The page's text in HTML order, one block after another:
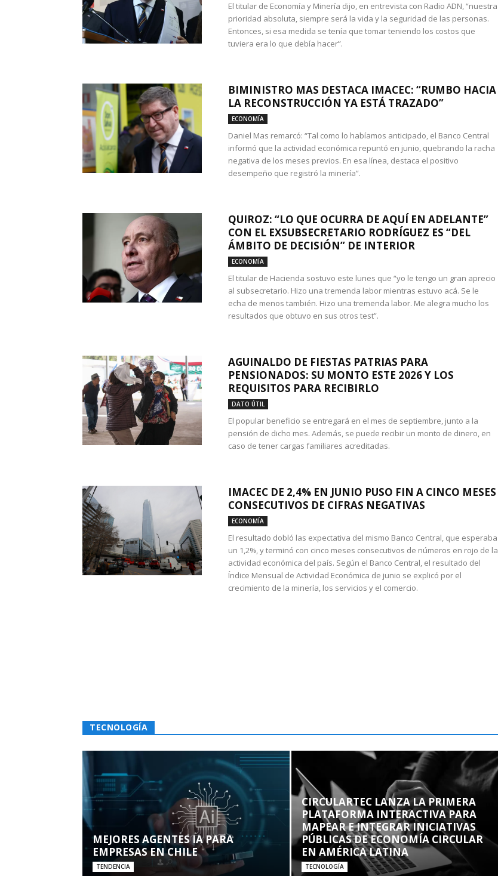
El titular de Economía y Minería dijo, en entrevista con Radio ADN, “nuestra
prioridad absoluta, siempre será la vida y la seguridad de las personas.
Entonces, si esa medida se tenía que tomar teniendo los costos que
tuviera era lo que debía hacer”.
BIMINISTRO MAS DESTACA IMACEC: “RUMBO HACIA
LA RECONSTRUCCIÓN YA ESTÁ TRAZADO”
ECONOMÍA
Daniel Mas remarcó: “Tal como lo habíamos anticipado, el Banco Central
informó que la actividad económica repuntó en junio, quebrando la racha
negativa de los meses previos. En esa línea, destaca el positivo
desempeño que registró la minería”.
QUIROZ: “LO QUE OCURRA DE AQUÍ EN ADELANTE”
CON EL EXSUBSECRETARIO RODRÍGUEZ ES “DEL
ÁMBITO DE DECISIÓN” DE INTERIOR
ECONOMÍA
El titular de Hacienda sostuvo este lunes que “yo le tengo un gran aprecio
al subsecretario. Hizo una tremenda labor mientras estuvo acá. Se le
echa de menos también. Hizo una tremenda labor. Me alegra mucho los
resultados que obtuvo en sus otros test”.
AGUINALDO DE FIESTAS PATRIAS PARA
PENSIONADOS: SU MONTO ESTE 2026 Y LOS
REQUISITOS PARA RECIBIRLO
DATO ÚTIL
El popular beneficio se entregará en el mes de septiembre, junto a la
pensión de dicho mes. Además, se puede recibir un monto de dinero, en
caso de tener cargas familiares acreditadas.
IMACEC DE 2,4% EN JUNIO PUSO FIN A CINCO MESES
CONSECUTIVOS DE CIFRAS NEGATIVAS
ECONOMÍA
El resultado dobló las expectativa del mismo Banco Central, que esperaba
un 1,2%, y terminó con cinco meses consecutivos de números en rojo de la
actividad económica del país. Según el Banco Central, el resultado del
Índice Mensual de Actividad Económica de junio se explicó por el
crecimiento de la minería, los servicios y el comercio.
TECNOLOGÍA
MEJORES AGENTES IA PARA
EMPRESAS EN CHILE
TENDENCIA
CIRCULARTEC LANZA LA PRIMERA
PLATAFORMA INTERACTIVA PARA
MAPEAR E INTEGRAR INICIATIVAS
PÚBLICAS DE ECONOMÍA CIRCULAR
EN AMÉRICA LATINA
TECNOLOGÍA